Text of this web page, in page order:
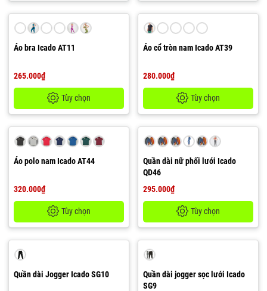
Áo bra Icado AT11
265.000₫
Tùy chọn
Áo cổ tròn nam Icado AT39
280.000₫
Tùy chọn
Áo polo nam Icado AT44
320.000₫
Tùy chọn
Quần dài nữ phối lưới Icado
QD46
295.000₫
Tùy chọn
Quần dài Jogger Icado SG10
Quần dài jogger sọc lưới Icado
SG9